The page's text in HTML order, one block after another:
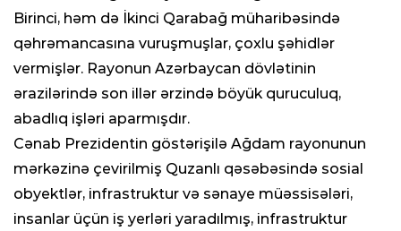
Birinci, həm də İkinci Qarabağ müharibəsində
qəhrəmancasına vuruşmuşlar, çoxlu şəhidlər
vermişlər. Rayonun Azərbaycan dövlətinin
ərazilərində son illər ərzində böyük quruculuq,
abadlıq işləri aparmışdır.
Cənab Prezidentin göstərişilə Ağdam rayonunun
mərkəzinə çevirilmiş Quzanlı qəsəbəsində sosial
obyektlər, infrastruktur və sənaye müəssisələri,
insanlar üçün iş yerləri yaradılmış, infrastruktur